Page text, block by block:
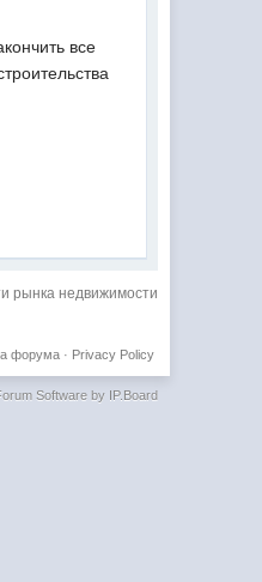
все
рынка недвижимости
Privacy Policy
форума·
Software by IP.Board